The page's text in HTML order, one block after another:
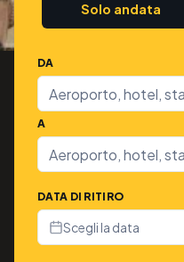
Solo andata
DA
A
DATA DI RITIRO
Scegli la data